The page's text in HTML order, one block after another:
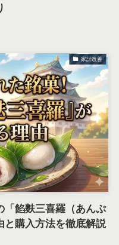
家計改善
「餡麩三喜羅（あんぷ
と購入方法を徹底解説